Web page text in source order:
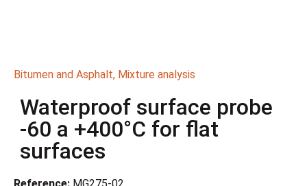
Bitumen and Asphalt, Mixture analysis
Waterproof surface probe
-60 a +400°C for flat
surfaces